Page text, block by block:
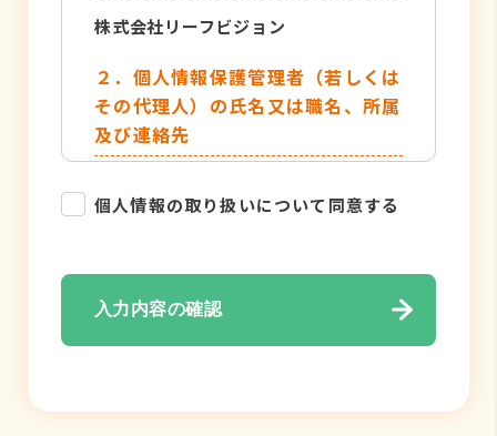
株式会社リーフビジョン
２．個人情報保護管理者（若しくは
その代理人）の氏名又は職名、所属
及び連絡先
TEL：052-884-2050
・各種お問い合わせ対応のため
個人情報の取り扱いについて同意する
入力内容の確認